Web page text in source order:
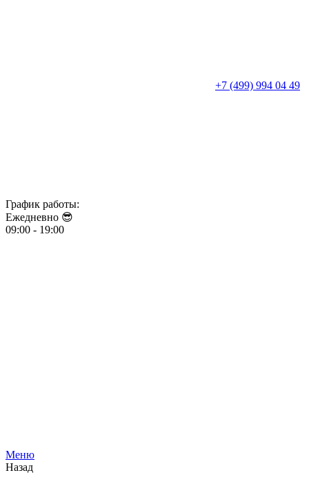
+7 (499) 994 04 49
График работы:
Ежедневно 😎​​​​​​​
09:00 - 19:00
Меню
Назад